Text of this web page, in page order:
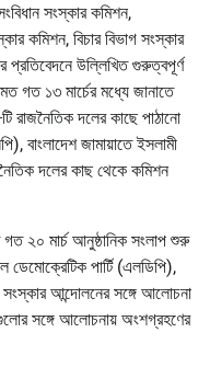
সংস্কার কমিশন,
কমিশন, বিচার বিভাগ সংস্কার
প্রতিবেদনে উল্লিখিত গুরুত্বপূর্ণ
গত ১৩ মার্চের মধ্যে জানাতে
রাজনৈতিক দলের কাছে পাঠানো
বাংলাদেশ জামায়াতে ইসলামী
দলের কাছ থেকে কমিশন
২০ মার্চ আনুষ্ঠানিক সংলাপ শুরু
পার্টি (এলডিপি),
সংস্কার আন্দোলনের সঙ্গে আলোচনা
সঙ্গে আলোচনায় অংশগ্রহণের